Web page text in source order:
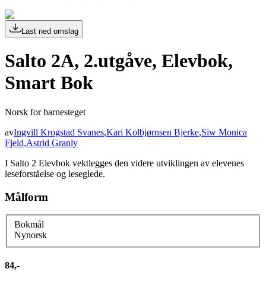
Last ned omslag
Salto 2A, 2.utgåve, Elevbok,
Smart Bok
Norsk for barnesteget
avIngvill Krogstad Svanes,Kari Kolbjørnsen Bjerke,Siw Monica
Fjeld,Astrid Granly
I Salto 2 Elevbok vektlegges den videre utviklingen av elevenes
leseforståelse og leseglede.
Målform
Bokmål
Nynorsk
84,-